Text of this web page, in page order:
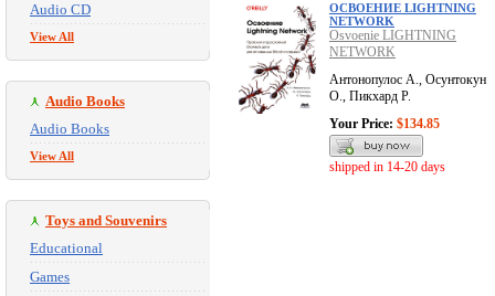
Audio CD
View All
Audio Books
Audio Books
View All
Toys and Souvenirs
Educational
Games
ОСВОЕНИЕ LIGHTNING
NETWORK
Osvoenie LIGHTNING
NETWORK
Антонопулос А., Осунтокун
О., Пикхард Р.
Your Price: $134.85
shipped in 14-20 days